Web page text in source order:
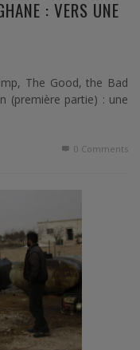
: VERS UNE
The Good, the Bad
(première partie) : une
0 Comments